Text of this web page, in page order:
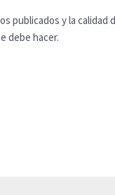
y la calidad
debe hacer.